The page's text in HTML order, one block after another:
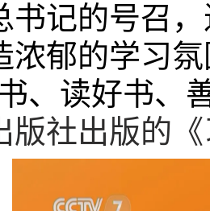
书记的号召
浓郁的学习
、读好书、
版社出版的